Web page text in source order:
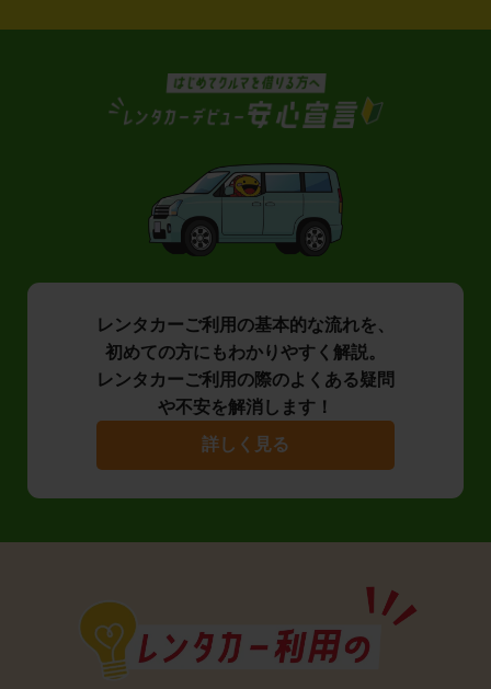
レンタカーご利用の基本的な流れを、
初めての方にもわかりやすく解説。
レンタカーご利用の際のよくある疑問
や不安を解消します！
詳しく見る